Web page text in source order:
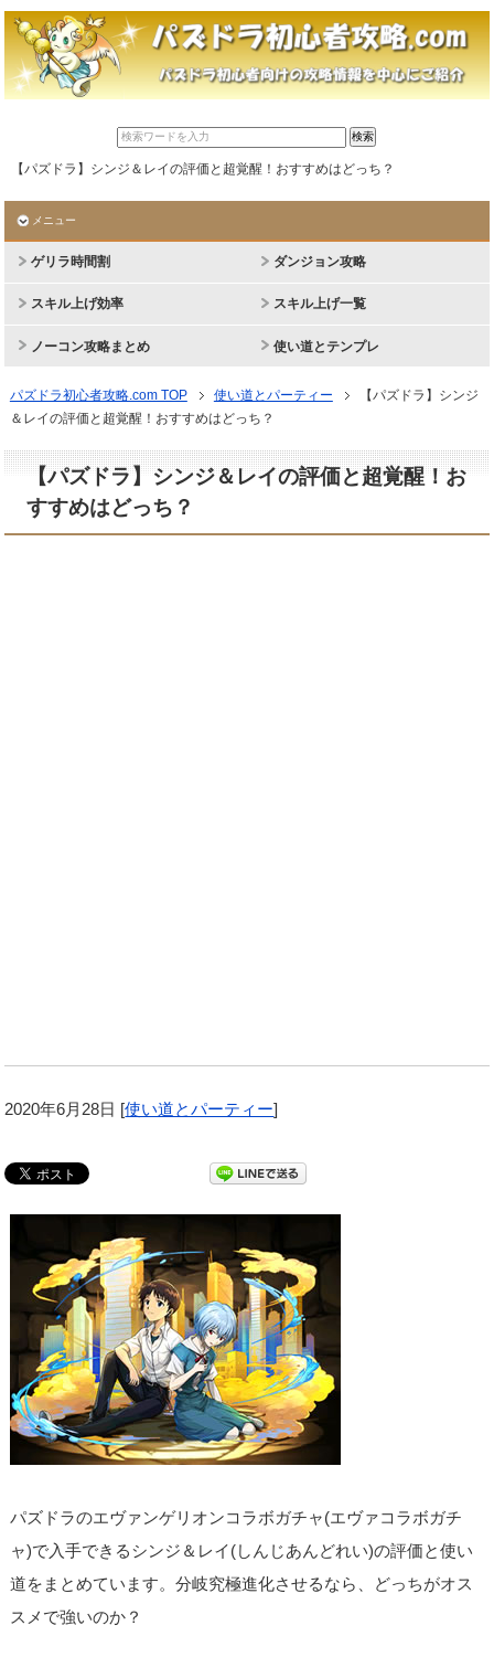
【パズドラ】シンジ＆レイの評価と超覚醒！おすすめはどっち？
メニュー
ゲリラ時間割 ダンジョン攻略
スキル上げ効率 スキル上げ一覧
ノーコン攻略まとめ 使い道とテンプレ
パズドラ初心者攻略.com TOP 使い道とパーティー
【パズドラ】シンジ
＆レイの評価と超覚醒！おすすめはどっち？
【パズドラ】シンジ＆レイの評価と超覚醒！お
すすめはどっち？
2020年6月28日 [使い道とパーティー]
パズドラのエヴァンゲリオンコラボガチャ(エヴァコラボガチ
ャ)で入手できるシンジ＆レイ(しんじあんどれい)の評価と使い
道をまとめています。分岐究極進化させるなら、どっちがオス
スメで強いのか？